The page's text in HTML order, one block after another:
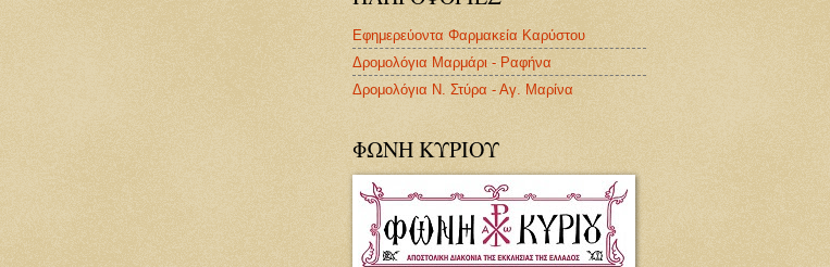
Εφημερεύοντα Φαρμακεία Καρύστου
Δρομολόγια Μαρμάρι - Ραφήνα
Δρομολόγια Ν. Στύρα - Αγ. Μαρίνα
ΦΩΝΗ ΚΥΡΙΟΥ